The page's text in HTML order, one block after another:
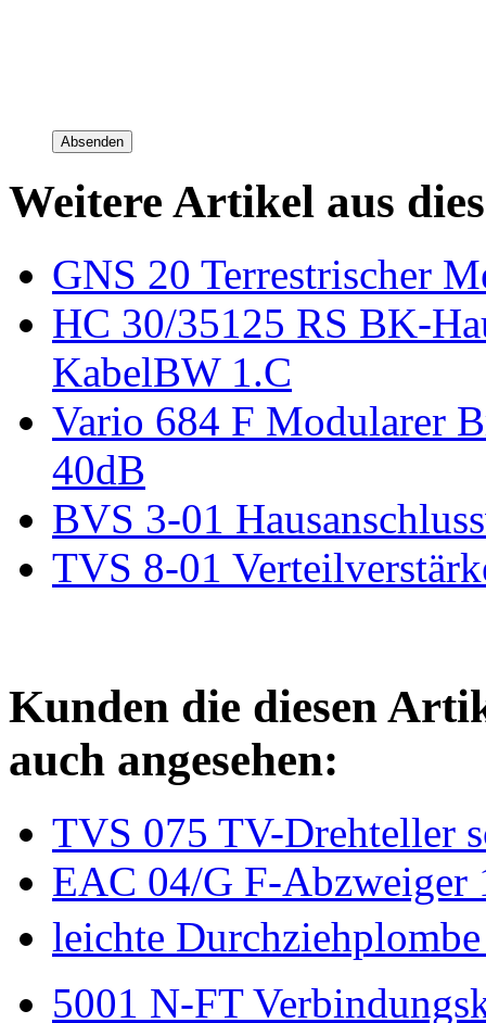
Absenden
Weitere Artikel aus
GNS 20 Terrestrischer
HC 30/35125 RS BK-
KabelBW 1.C
Vario 684 F Modularer
40dB
BVS 3-01
TVS 8-01
Kunden die diesen
auch angesehen:
TVS 075 TV-Drehteller
EAC 04/G F-
leichte Durchziehplombe
5001 N-FT